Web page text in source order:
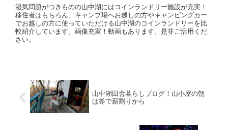
湿気問題がつきものの山中湖にはコインランドリー施設が充実！
移住者はもちろん、キャンプ場へお越しの方やキャンピングカー
でお越しの方に使っていただける山中湖のコインランドリーを比
較紹介しています。画像充実！動画もあります。是非ご活用くだ
さい。
山中湖田舎暮らしブログ！山小屋の朝
は斧で薪割りから